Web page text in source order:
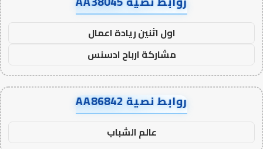
اول اثنين ريادة اعمال
مشاركة ارباح ادسنس
روابط نصية AA86842
عالم الشباب